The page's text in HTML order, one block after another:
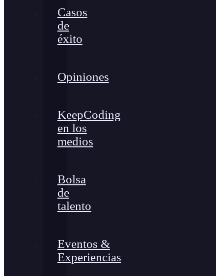
Casos
de
éxito
Opiniones
KeepCoding
en los
medios
Bolsa
de
talento
Eventos &
Experiencias